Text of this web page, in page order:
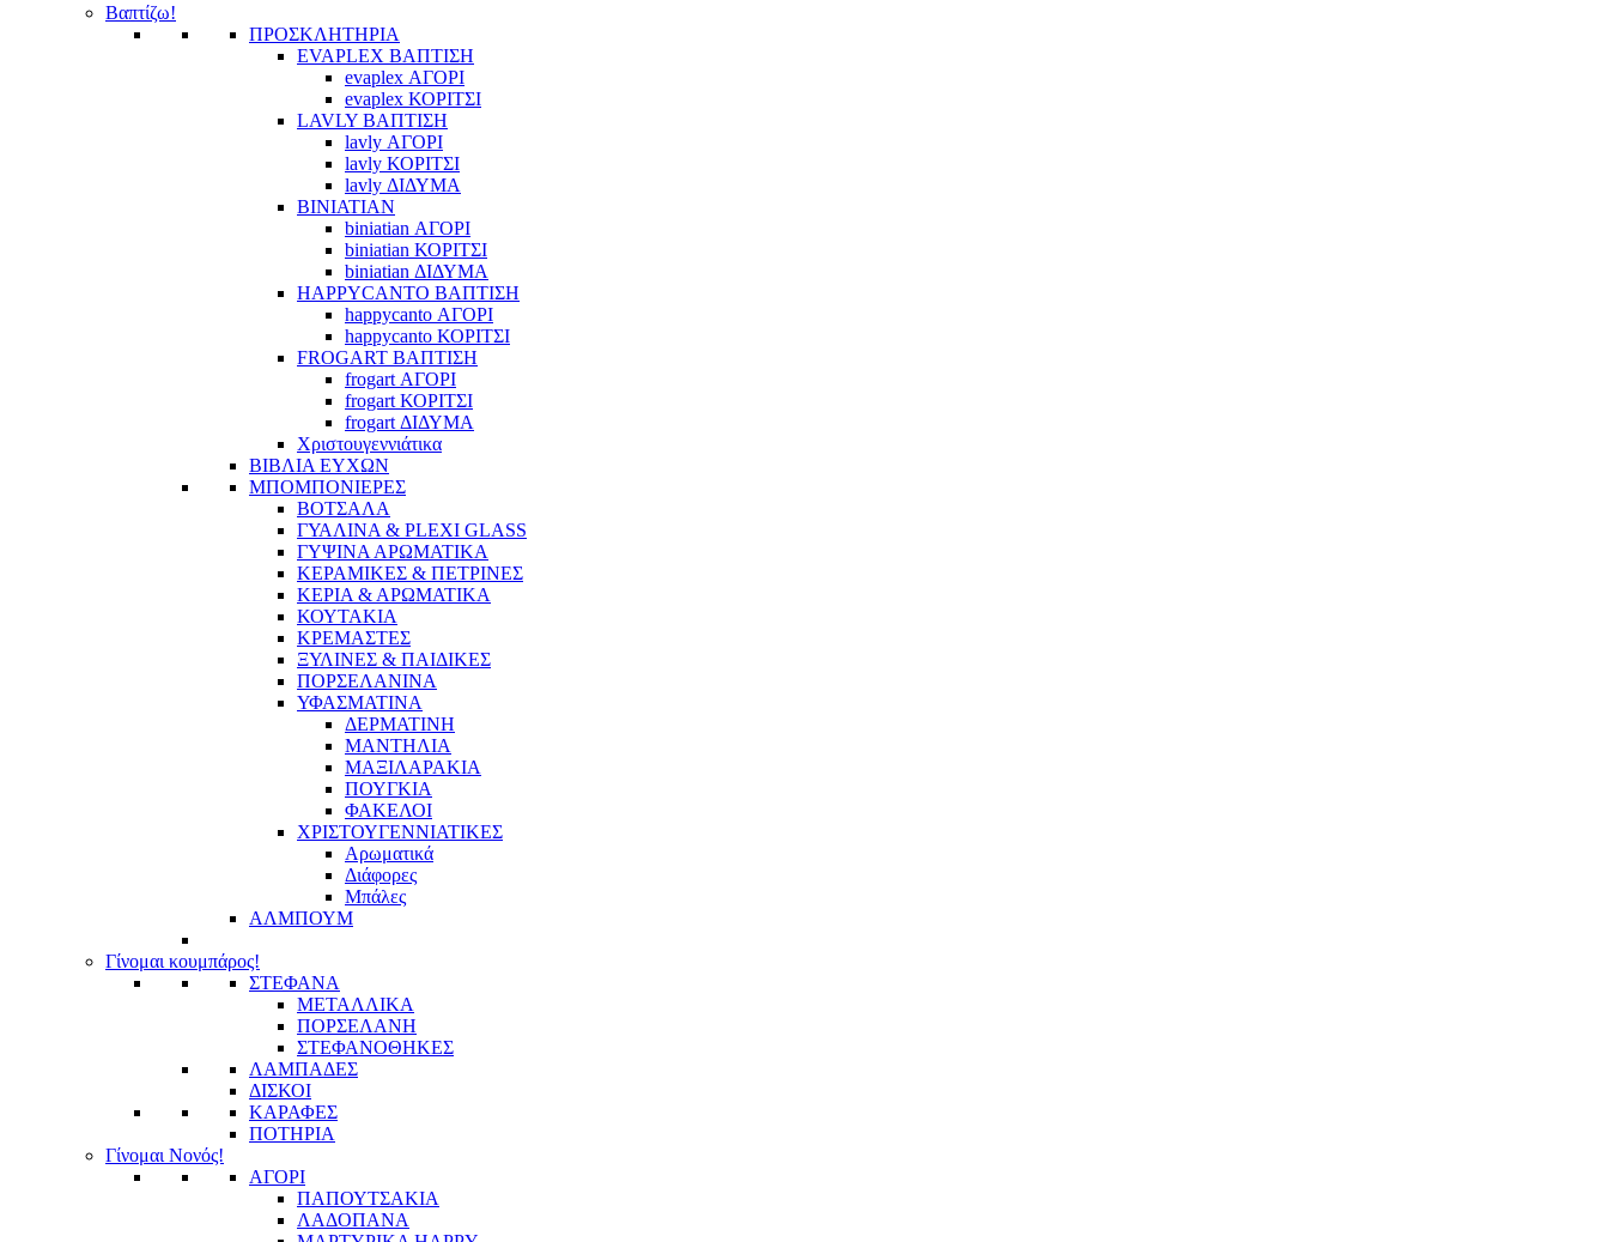
Βαπτίζω!
ΠΡΟΣΚΛΗΤΗΡΙΑ
EVAPLEX ΒΑΠΤΙΣΗ
evaplex ΑΓΟΡΙ
evaplex ΚΟΡΙΤΣΙ
LAVLY ΒΑΠΤΙΣΗ
lavly ΑΓΟΡΙ
lavly ΚΟΡΙΤΣΙ
lavly ΔΙΔΥΜΑ
BINIATIAN
biniatian ΑΓΟΡΙ
biniatian ΚΟΡΙΤΣΙ
biniatian ΔΙΔΥΜΑ
HAPPYCANTO ΒΑΠΤΙΣΗ
happycanto ΑΓΟΡΙ
happycanto ΚΟΡΙΤΣΙ
FROGART ΒΑΠΤΙΣΗ
frogart ΑΓΟΡΙ
frogart ΚΟΡΙΤΣΙ
frogart ΔΙΔΥΜΑ
Χριστουγεννιάτικα
ΒΙΒΛΙΑ ΕΥΧΩΝ
ΜΠΟΜΠΟΝΙΕΡΕΣ
ΒΟΤΣΑΛΑ
ΓΥΑΛΙΝΑ & PLEXI GLASS
ΓΥΨΙΝΑ ΑΡΩΜΑΤΙΚΑ
ΚΕΡΑΜΙΚΕΣ & ΠΕΤΡΙΝΕΣ
ΚΕΡΙΑ & ΑΡΩΜΑΤΙΚΑ
ΚΟΥΤΑΚΙΑ
ΚΡΕΜΑΣΤΕΣ
ΞΥΛΙΝΕΣ & ΠΑΙΔΙΚΕΣ
ΠΟΡΣΕΛΑΝΙΝΑ
ΥΦΑΣΜΑΤΙΝA
ΔΕΡΜΑΤΙΝΗ
ΜΑΝΤΗΛΙΑ
ΜΑΞΙΛΑΡΑΚΙΑ
ΠΟΥΓΚΙΑ
ΦΑΚΕΛΟΙ
ΧΡΙΣΤΟΥΓΕΝΝΙΑΤΙΚΕΣ
Αρωματικά
Διάφορες
Μπάλες
ΑΛΜΠΟΥΜ
Γίνομαι κουμπάρος!
ΣΤΕΦΑΝΑ
ΜΕΤΑΛΛΙΚΑ
ΠΟΡΣΕΛΑΝΗ
ΣΤΕΦΑΝΟΘΗΚΕΣ
ΛΑΜΠΑΔΕΣ
ΔΙΣΚΟΙ
ΚΑΡΑΦΕΣ
ΠΟΤΗΡΙΑ
Γίνομαι Νονός!
ΑΓΟΡΙ
ΠΑΠΟΥΤΣΑΚΙΑ
ΛΑΔΟΠΑΝΑ